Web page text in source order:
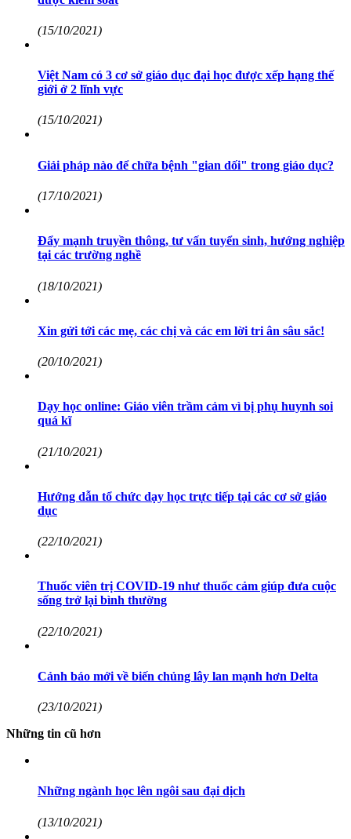
(15/10/2021)
Việt Nam có 3 cơ sở giáo dục đại học được xếp hạng thế
giới ở 2 lĩnh vực
(15/10/2021)
Giải pháp nào để chữa bệnh "gian dối" trong giáo dục?
(17/10/2021)
Đẩy mạnh truyền thông, tư vấn tuyển sinh, hướng nghiệp
tại các trường nghề
(18/10/2021)
Xin gửi tới các mẹ, các chị và các em lời tri ân sâu sắc!
(20/10/2021)
Dạy học online: Giáo viên trầm cảm vì bị phụ huynh soi
quá kĩ
(21/10/2021)
Hướng dẫn tổ chức dạy học trực tiếp tại các cơ sở giáo
dục
(22/10/2021)
Thuốc viên trị COVID-19 như thuốc cảm giúp đưa cuộc
sống trở lại bình thường
(22/10/2021)
Cảnh báo mới về biến chủng lây lan mạnh hơn Delta
(23/10/2021)
Những tin cũ hơn
Những ngành học lên ngôi sau đại dịch
(13/10/2021)